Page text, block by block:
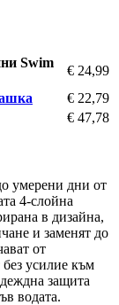
Swim
€ 24,99
€ 22,79
€ 47,78
умерени дни от
4-слойна
в дизайна,
и заменят до
от
без усилие към
защита
водата.